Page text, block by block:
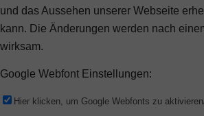
und das Aussehen unserer Webseite
kann. Die Änderungen werden nach
wirksam.
Google Webfont Einstellungen:
Hier klicken, um Google Webfonts zu